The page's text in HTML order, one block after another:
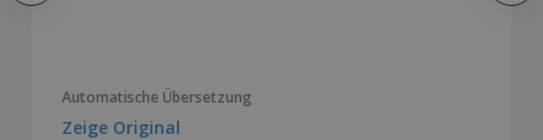
Automatische Übersetzung
Zeige Original